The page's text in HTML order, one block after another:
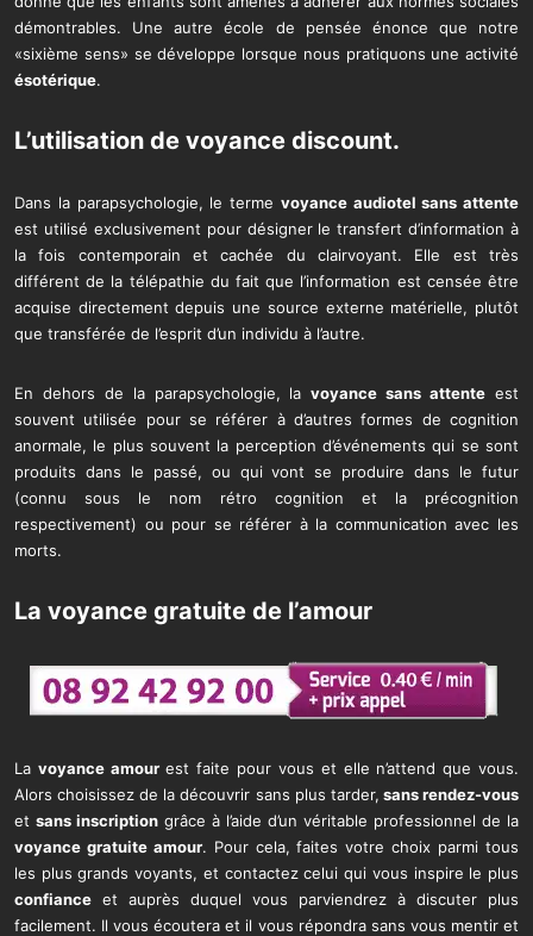
démontrables. Une autre école de pensée énonce que notre
«sixième sens» se développe lorsque nous pratiquons une activité
ésotérique.
L’utilisation de voyance discount.
Dans la parapsychologie, le terme voyance audiotel sans attente
est utilisé exclusivement pour désigner le transfert d’information à
la fois contemporain et cachée du clairvoyant. Elle est très
différent de la télépathie du fait que l’information est censée être
acquise directement depuis une source externe matérielle, plutôt
que transférée de l’esprit d’un individu à l’autre.
En dehors de la parapsychologie, lavoyance sans attente est
souvent utilisée pour se référer à d’autres formes de cognition
anormale, le plus souvent la perception d’événements qui se sont
produits dans le passé, ou qui vont se produire dans le futur
(connu sous le nom rétro cognition et la précognition
respectivement) ou pour se référer à la communication avec les
morts.
La voyance gratuite de l’amour
La voyance amourest faite pour vous et elle n’attend que vous.
Alors choisissez de la découvrir sans plus tarder, sans rendez-vous
et sans inscription grâce à l’aide d’un véritable professionnel de la
voyance gratuite amour. Pour cela, faites votre choix parmi tous
les plus grands voyants, et contactez celui qui vous inspire le plus
confiance et auprès duquel vous parviendrez à discuter plus
facilement. Il vous écoutera et il vous répondra sans vous mentir et